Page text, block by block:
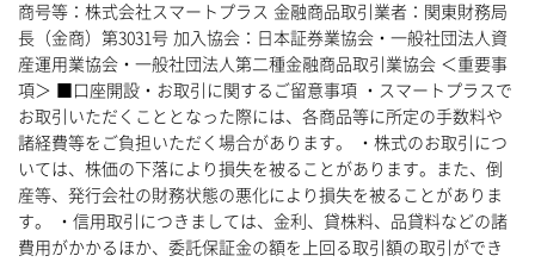
商号等：株式会社スマートプラス 金融商品取引業者：関東財務局
長（金商）第3031号 加入協会：日本証券業協会・一般社団法人資
産運用業協会・一般社団法人第二種金融商品取引業協会 ＜重要事
項＞ ■口座開設・お取引に関するご留意事項 ・スマートプラスで
お取引いただくこととなった際には、各商品等に所定の手数料や
諸経費等をご負担いただく場合があります。 ・株式のお取引につ
いては、株価の下落により損失を被ることがあります。また、倒
産等、発行会社の財務状態の悪化により損失を被ることがありま
す。 ・信用取引につきましては、金利、貸株料、品貸料などの諸
費用がかかるほか、委託保証金の額を上回る取引額の取引ができ